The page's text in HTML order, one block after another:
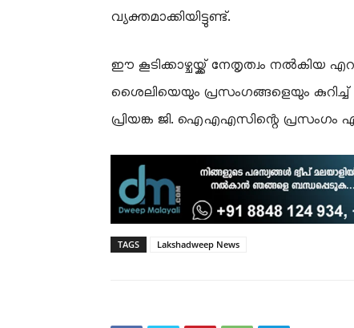
വ്യക്തമാക്കിയിട്ടുണ്ട്.
​ഈ കൂടിക്കാഴ്ചയ്ക്ക് നേതൃത്വം നൽകിയ
ശൈലിയെയും പ്രസംഗങ്ങളെയും
പ്രിയങ്ക ജി. ഐഎഎസിന്റെ
TAGS Lakshadweep News